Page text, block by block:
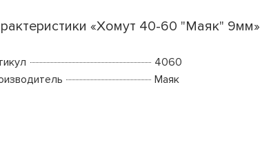
«Хомут 40-60 "Маяк" 9мм»
4060
Маяк